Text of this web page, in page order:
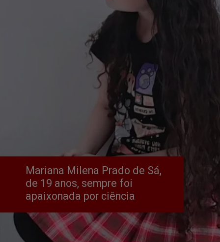
Mariana Milena Prado de Sá,
de 19 anos, sempre foi
apaixonada por ciência